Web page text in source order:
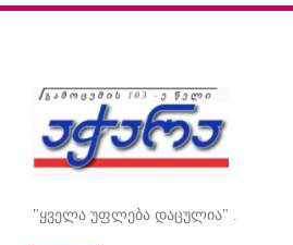
"ყველა უფლება დაცულია" .